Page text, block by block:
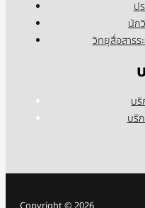
ป
นัก
วิทยุสื่อสารร
บริ
บริ